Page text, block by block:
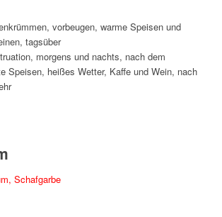
vorbeugen, warme Speisen und
tagsüber
morgens und nachts, nach dem
Speisen, heißes Wetter, Kaffe und Wein, nach
Schafgarbe